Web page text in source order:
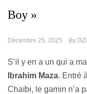
Boy »
Décembre 25, 2025 By
S’il y en a un qui a
Ibrahim Maza. Entré
Chaïbi, le gamin n’a